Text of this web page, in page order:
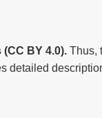
BY 4.0). Thus,
detailed